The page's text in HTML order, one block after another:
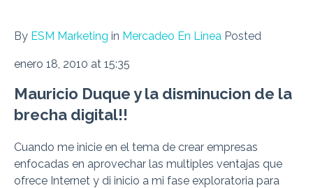
By ESM Marketing in Mercadeo En Linea Posted
enero 18, 2010 at 15:35
Mauricio Duque y la disminucion de la
brecha digital!!
Cuando me inicie en el tema de crear empresas
enfocadas en aprovechar las multiples ventajas que
ofrece Internet y di inicio a mi fase exploratoria para